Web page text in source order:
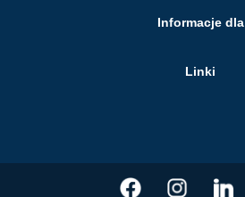
Informacje dla
Linki